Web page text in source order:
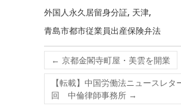
外国人永久居留身分証, 天津,
青島市都市従業員出産保険弁法
← 京都金閣寺町屋・美雲を開業
【転載】中国労働法ニュースレ
回 中倫律師事務所 →